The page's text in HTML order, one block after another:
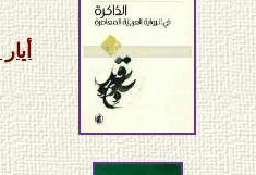
أيار 2012